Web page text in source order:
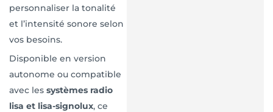
personnaliser la tonalité
et l’intensité sonore selon
vos besoins.
Disponible en version
autonome ou compatible
avec les systèmes radio
lisa et lisa-signolux, ce